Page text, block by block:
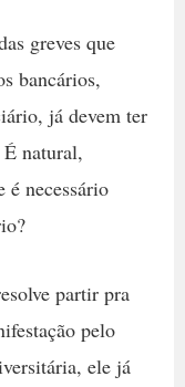
greves que
bancários,
já devem ter
natural,
é necessário
partir pra
pelo
ele já